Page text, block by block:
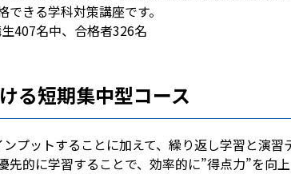
きる学科対策講座です。
407名中、合格者326名
る短期集中型コース
プットすることに加えて、繰り返し学習と演
的に学習することで、効率的に”得点力”を向